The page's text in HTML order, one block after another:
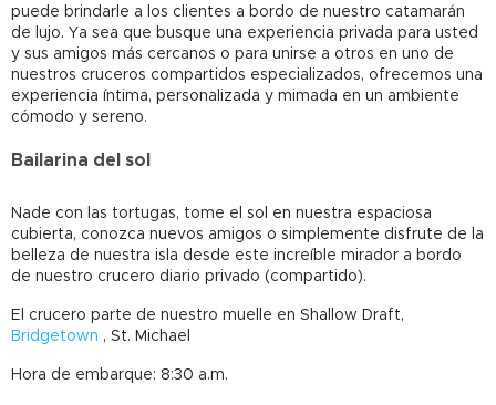
puede brindarle a los clientes a bordo de nuestro catamarán
de lujo. Ya sea que busque una experiencia privada para usted
y sus amigos más cercanos o para unirse a otros en uno de
nuestros cruceros compartidos especializados, ofrecemos una
experiencia íntima, personalizada y mimada en un ambiente
cómodo y sereno.
Bailarina del sol
Nade con las tortugas, tome el sol en nuestra espaciosa
cubierta, conozca nuevos amigos o simplemente disfrute de la
belleza de nuestra isla desde este increíble mirador a bordo
de nuestro crucero diario privado (compartido).
El crucero parte de nuestro muelle en Shallow Draft,
Bridgetown , St. Michael
Hora de embarque: 8:30 a.m.